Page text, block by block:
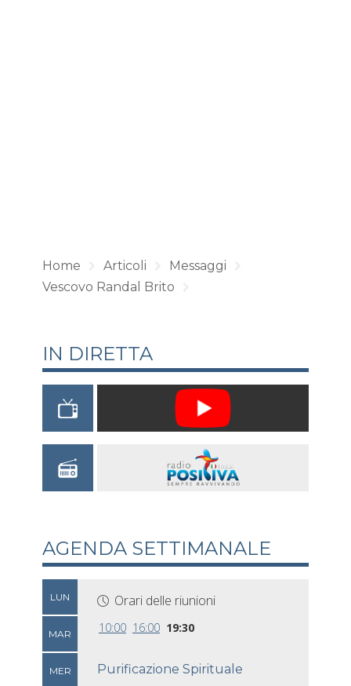
Home Articoli
Messaggi
Vescovo Randal Brito
IN DIRETTA
AGENDA SETTIMANALE
LUN
MAR
MER
Orari delle riunioni
10:00 16:00 19:30
Purificazione Spirituale